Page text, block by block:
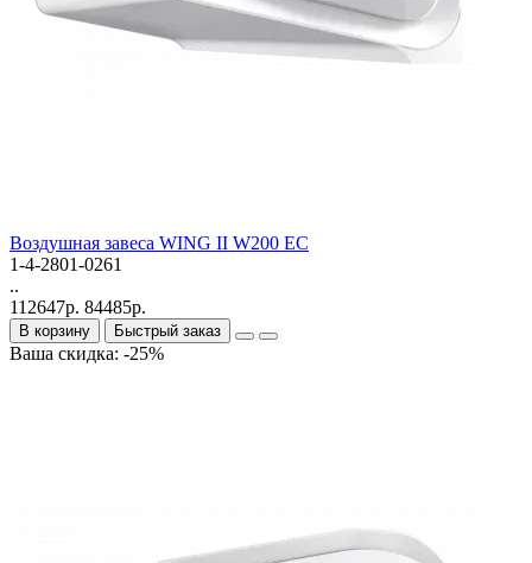
Bоздушная завеса WING II W200 EC
1-4-2801-0261
..
112647р. 84485р.
В корзину Быстрый заказ
Ваша скидка: -25%